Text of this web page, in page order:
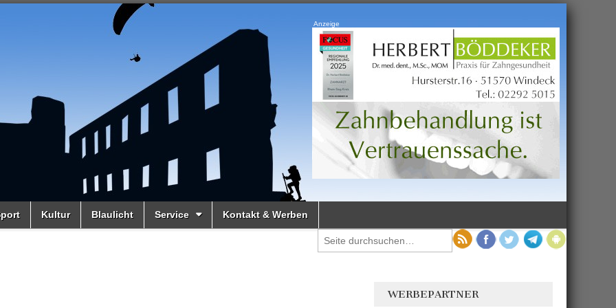
Anzeige
Kultur Blaulicht Service Kontakt & Werben
WERBEPARTNER